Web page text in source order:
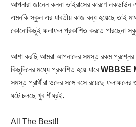
আপনারা জানেন কননা ভাইরাসের কারণে লকডাউন
এমনকি স্কুল এর যাবতীয় কাজ বন্ধ হয়েছে তাই
কোনোকিছুই ফলাফল প্রকাশিত করতে পারছেনা স্কুল
আশা করছি আমরা আপনাদের সমস্ত রকম প্রশ্নের
কিছুদিনের মধ্যে প্রকাশিত হয়ে যাবেWBBSE
সমস্ত প্রার্থীরা ওদের সঙ্গে বসে রয়েছে
ঘটে চলছে খুব শীঘ্রই.
All The Best!!